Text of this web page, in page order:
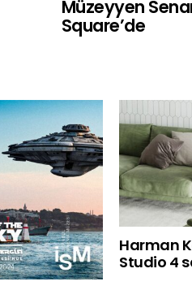
Müzeyyen
Square’de
Harman
Studio 4